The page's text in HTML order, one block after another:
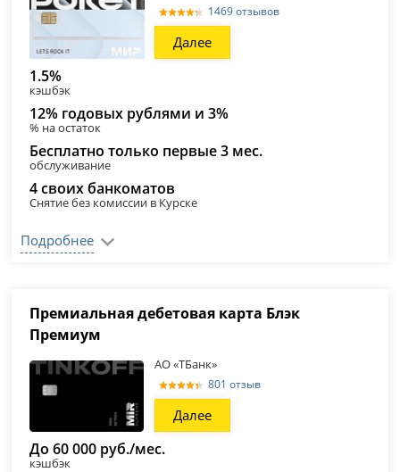
1469 отзывов
Далее
1.5%
кэшбэк
12% годовых рублями и 3%
% на остаток
Бесплатно только первые 3 мес.
обслуживание
4 своих банкоматов
Снятие без комиссии в Курске
Подробнее
Премиальная дебетовая карта Блэк
Премиум
АО «ТБанк»
801 отзыв
Далее
До 60 000 руб./мес.
кэшбэк